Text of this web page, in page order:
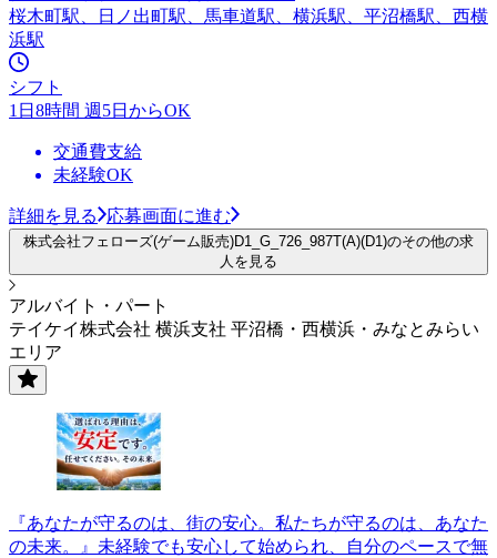
桜木町駅、日ノ出町駅、馬車道駅、横浜駅、平沼橋駅、西横
浜駅
シフト
1日8時間 週5日からOK
交通費支給
未経験OK
詳細を見る 応募画面に進む
株式会社フェローズ(ゲーム販売)D1_G_726_987T(A)(D1)のその他の求
人を見る
アルバイト・パート
テイケイ株式会社 横浜支社 平沼橋・西横浜・みなとみらい
エリア
『あなたが守るのは、街の安心。私たちが守るのは、あなた
の未来。』未経験でも安心して始められ、自分のペースで無